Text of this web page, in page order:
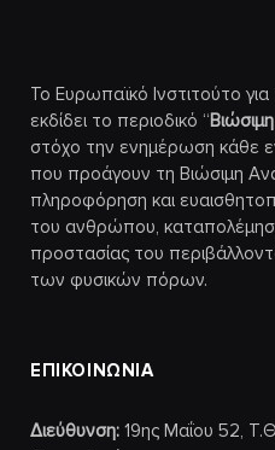
Το Ευρωπαϊκό Ινστιτούτο
εκδίδει το περιοδικό “
στόχο την ενημέρωση κάθε
που προάγουν τη Βιώσιμη
πληροφόρηση και
του ανθρώπου,
προστασίας του
των φυσικών πόρων.
ΕΠΙΚΟΙΝΩΝΙΑ
Διεύθυνση: 19ης Μαΐου 52,